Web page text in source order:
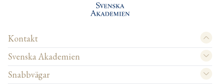
Kontakt
Svenska Akademien
Snabbvägar